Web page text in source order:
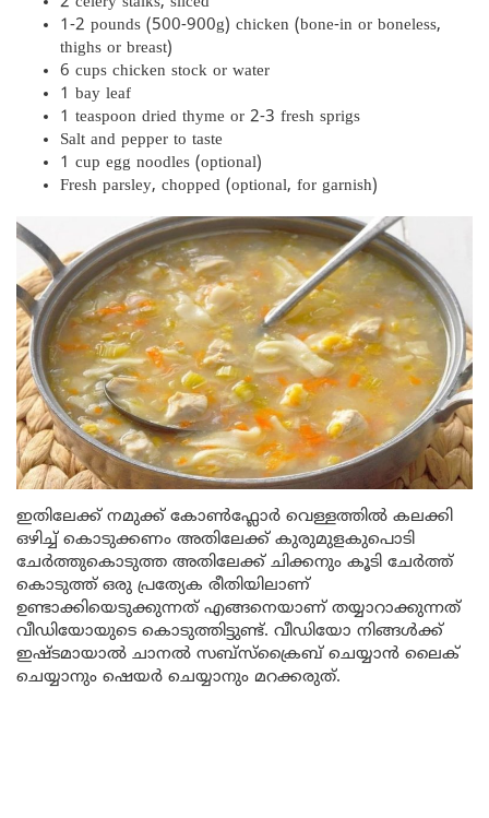
1-2 pounds (500-900g) chicken (bone-in or boneless,
thighs or breast)
6 cups chicken stock or water
1 bay leaf
1 teaspoon dried thyme or 2-3 fresh sprigs
Salt and pepper to taste
1 cup egg noodles (optional)
Fresh parsley, chopped (optional, for garnish)
ഇതിലേക്ക് നമുക്ക് കോൺഫ്ലോർ വെള്ളത്തിൽ കലക്കി
ഒഴിച്ച് കൊടുക്കണം അതിലേക്ക് കുരുമുളകുപൊടി
ചേർത്തുകൊടുത്ത അതിലേക്ക് ചിക്കനും കൂടി ചേർത്ത്
കൊടുത്ത് ഒരു പ്രത്യേക രീതിയിലാണ്
ഉണ്ടാക്കിയെടുക്കുന്നത് എങ്ങനെയാണ് തയ്യാറാക്കുന്നത്
വീഡിയോയുടെ കൊടുത്തിട്ടുണ്ട്. വീഡിയോ നിങ്ങൾക്ക്
ഇഷ്ടമായാൽ ചാനൽ സബ്സ്ക്രൈബ് ചെയ്യാൻ ലൈക്
ചെയ്യാനും ഷെയർ ചെയ്യാനും മറക്കരുത്.